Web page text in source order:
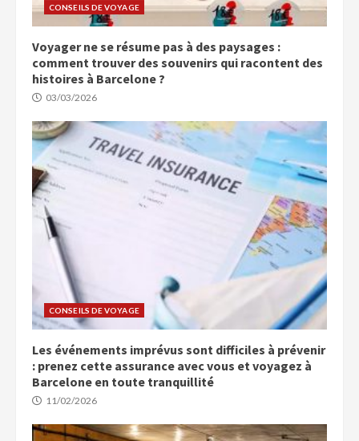
CONSEILS DE VOYAGE
Voyager ne se résume pas à des paysages :
comment trouver des souvenirs qui racontent des
histoires à Barcelone ?
03/03/2026
CONSEILS DE VOYAGE
Les événements imprévus sont difficiles à prévenir
: prenez cette assurance avec vous et voyagez à
Barcelone en toute tranquillité
11/02/2026